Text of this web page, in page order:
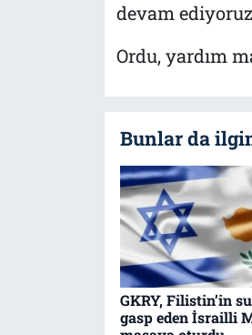
devam
Ordu, yardım
Bunlar da
GKRY, Filistin’in
gasp eden İsrailli